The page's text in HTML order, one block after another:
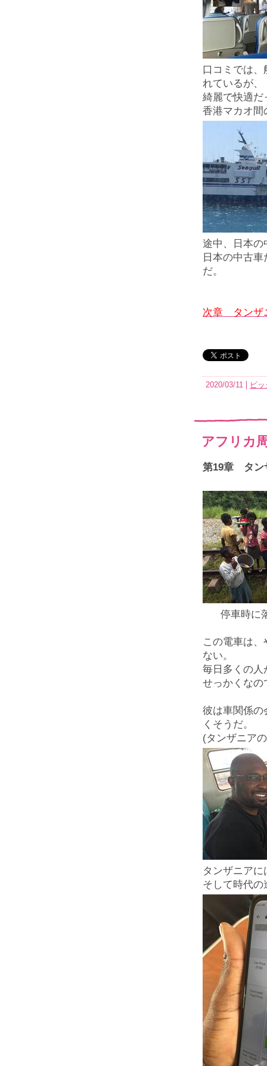
口コミでは
れているが、
綺麗で快適だ
香港マカオ間
途中、日本の
日本の中古
だ。
次章 タンザ
2020/03/11 ピ
アフリカ
第19章 タン
停車時に落
この電車は
ない。
毎日多くの人
せっかくなの
彼は車関係の
くそうだ。
(タンザニア
タンザニア
そして時代の